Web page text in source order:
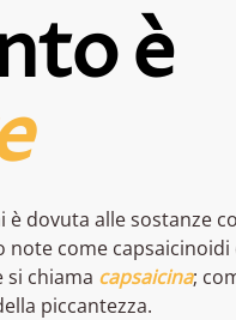
è
è dovuta alle sostanze
note come
chiama capsaicina;
piccantezza.